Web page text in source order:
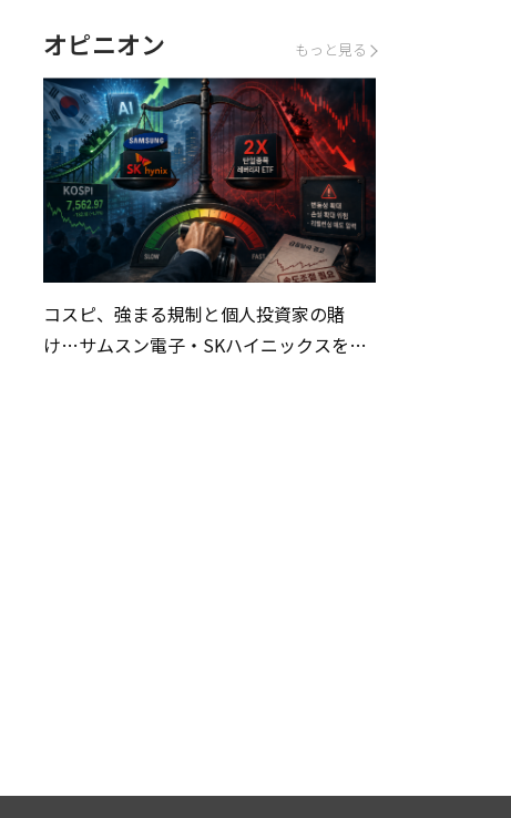
オピニオン もっと見る
コスピ、強まる規制と個人投資家の賭
け…サムスン電子・SKハイニックスを巡